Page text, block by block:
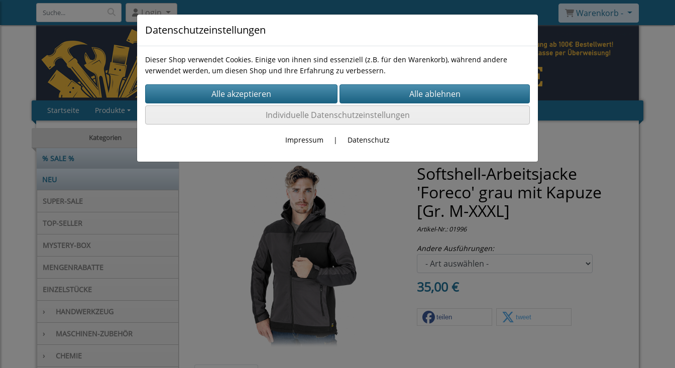
Login Warenkorb -
Startseite Produkte
Kategorien
% SALE %
NEU
SUPER-SALE
TOP-SELLER
MYSTERY-BOX
MENGENRABATTE
EINZELSTÜCKE
› HANDWERKZEUG
› MASCHINEN-ZUBEHÖR
› CHEMIE
Softshell-Arbeitsjacke
'Foreco' grau mit Kapuze
[Gr. M-XXXL]
Artikel-Nr.:01996
Andere Ausführungen:
35,00 €
teilen tweet
Datenschutzeinstellungen
Dieser Shop verwendet Cookies. Einige von ihnen sind essenziell (z.B. für den Warenkorb), während andere
verwendet werden, um diesen Shop und Ihre Erfahrung zu verbessern.
Individuelle Datenschutzeinstellungen
Impressum | Datenschutz